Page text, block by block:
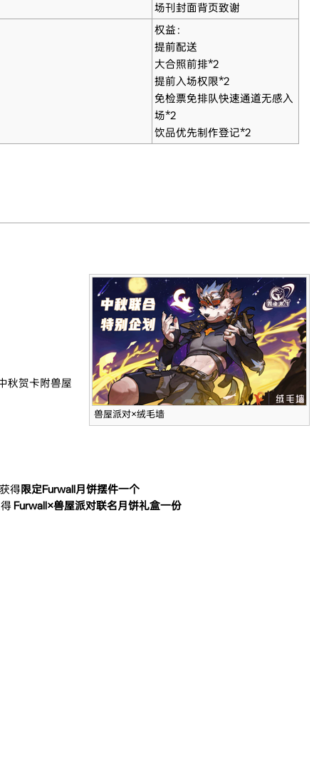
场刊封面背页致谢
权益：
提前配送
大合照前排*2
提前入场权限*2
免检票免排队快速通道无感入
场*2
饮品优先制作登记*2
兽屋派对×绒毛墙
秋贺卡附兽屋
得限定Furwall月饼摆件一个
Furwall×兽屋派对联名月饼礼盒一份